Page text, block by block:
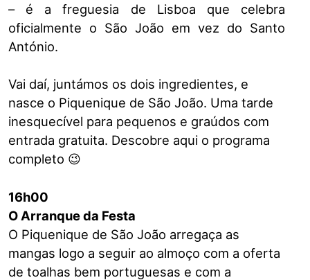
– é a freguesia de Lisboa que celebra
oficialmente o São João em vez do Santo
António.
Vai daí, juntámos os dois ingredientes, e
nasce o Piquenique de São João. Uma tarde
inesquecível para pequenos e graúdos com
entrada gratuita. Descobre aqui o programa
completo 😉
16h00
O Arranque da Festa
O Piquenique de São João arregaça as
mangas logo a seguir ao almoço com a oferta
de toalhas bem portuguesas e com a